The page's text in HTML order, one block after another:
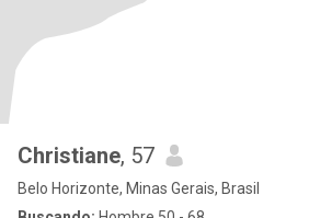
Christiane, 57
Belo Horizonte, Minas Gerais, Brasil